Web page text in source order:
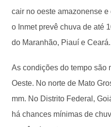
cair no oeste amazonense
o Inmet prevê chuva de até
do Maranhão, Piauí e Ceará.
As condições do tempo são
Oeste. No norte de Mato
mm. No Distrito Federal,
há chances mínimas de